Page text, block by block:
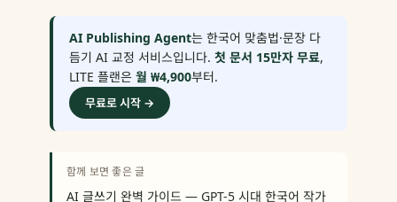
AI Publishing Agent는 한국어 맞춤법·문장 다
듬기 AI 교정 서비스입니다. 첫 문서 15만자 무료,
LITE 플랜은 월 ₩4,900부터.
무료로 시작 →
함께 보면 좋은 글
AI 글쓰기 완벽 가이드 — GPT-5 시대 한국어 작가